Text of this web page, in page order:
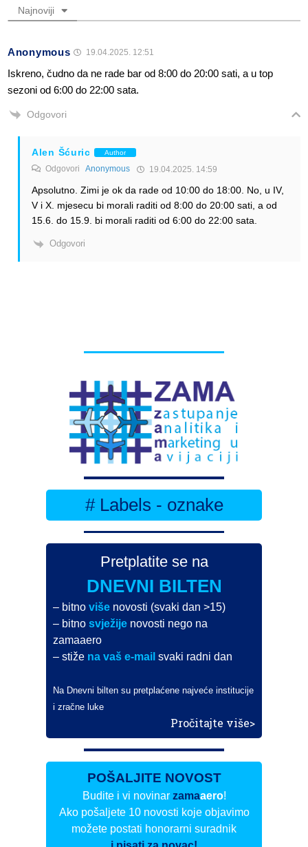
Najnoviji
Anonymous 19.04.2025. 12:51
Iskreno, čudno da ne rade bar od 8:00 do 20:00 sati, a u top
sezoni od 6:00 do 22:00 sata.
Odgovori
Alen Šćuric Author
Odgovori Anonymous 19.04.2025. 14:59
Apsolutno. Zimi je ok da rade od 10:00 do 18:00. No, u IV,
V i X. mjesecu bi morali raditi od 8:00 do 20:00 sati, a od
15.6. do 15.9. bi morali raditi od 6:00 do 22:00 sata.
Odgovori
# Labels - oznake
Pretplatite se na
DNEVNI BILTEN
– bitnoviše novosti (svaki dan >15)
– bitnosvježije novosti nego na
zamaaero
– stiže na vaš e-mail svaki radni dan
Na Dnevni bilten su pretplaćene najveće institucije
i zračne luke
Pročitajte više>
POŠALJITE NOVOST
Budite i vi novinar zamaaero!
Ako pošaljete 10 novosti koje objavimo
možete postati honorarni suradnik